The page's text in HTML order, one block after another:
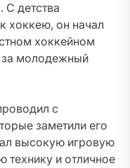
С детства
хоккею, он начал
хоккейном
за молодежный
с
заметили его
высокую игровую
технику и отличное